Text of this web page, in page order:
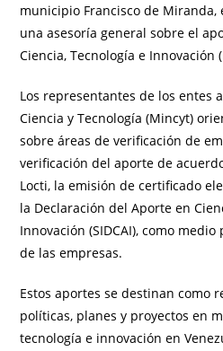
municipio Francisco de
una asesoría general sobre el
Ciencia, Tecnología e Innovación
Los representantes de los entes
Ciencia y Tecnología (Mincyt)
sobre áreas de verificación de
verificación del aporte de
Locti, la emisión de certificado
la Declaración del Aporte en
Innovación (SIDCAI), como
de las empresas.
Estos aportes se destinan como
políticas, planes y proyectos en
tecnología e innovación en